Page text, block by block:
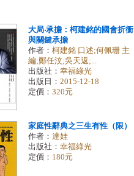
大局‧承擔：柯建銘的國會折衝
與關鍵承擔
作者： 柯建銘 口述;何佩珊 主
編;鄭任汶;吳天返;...
出版社： 幸福綠光
出版日： 2015-12-18
定價： 320元
家庭性辭典之三生有性（限）
作者： 達娃
出版社： 幸福綠光
定價： 180元